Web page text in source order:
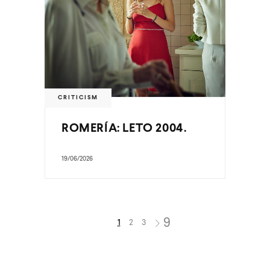
CRITICISM
ROMERÍA: LETO 2004.
19/06/2026
1 2 3